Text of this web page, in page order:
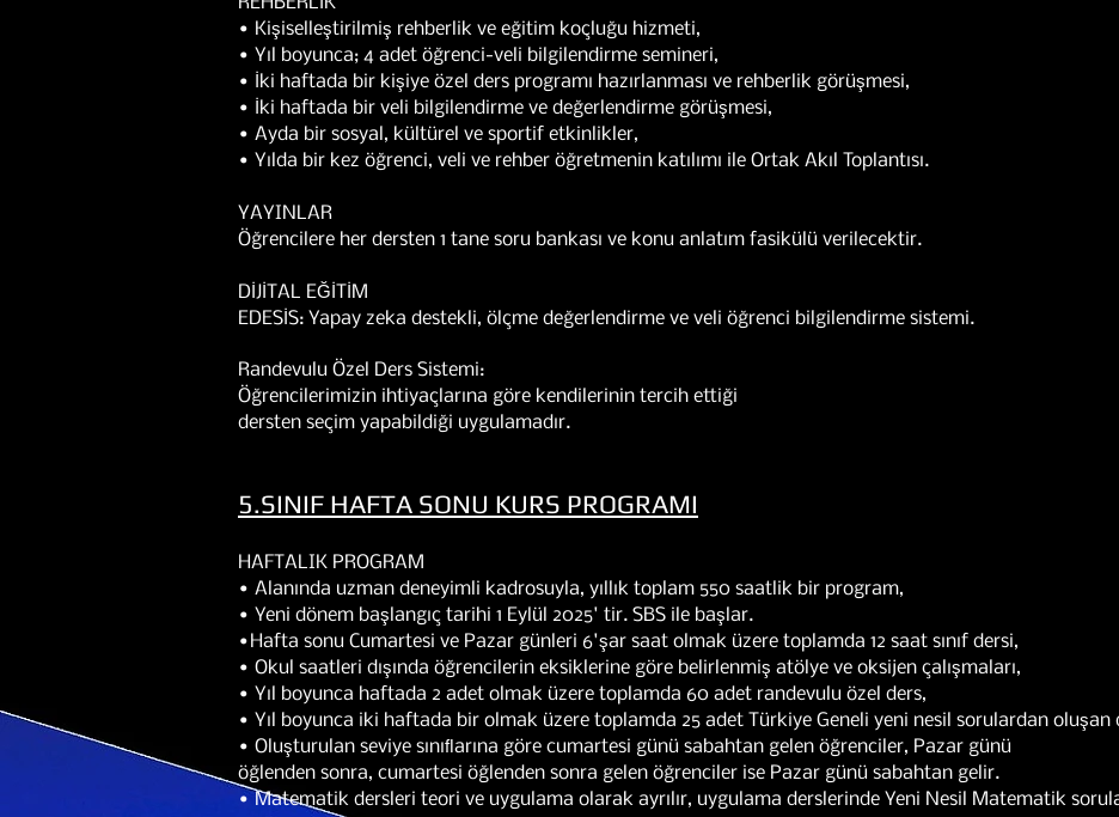
• Kişiselleştirilmiş rehberlik ve eğitim koçluğu hizmeti,
• Yıl boyunca; 4 adet öğrenci-veli bilgilendirme semineri,
• İki haftada bir kişiye özel ders programı hazırlanması ve rehberlik görüşmesi,
• İki haftada bir veli bilgilendirme ve değerlendirme görüşmesi,
• Ayda bir sosyal, kültürel ve sportif etkinlikler,
• Yılda bir kez öğrenci, veli ve rehber öğretmenin katılımı ile Ortak Akıl Toplantısı.
YAYINLAR
Öğrencilere her dersten 1 tane soru bankası ve konu anlatım fasikülü verilecektir.
DİJİTAL EĞİTİM
EDESİS: Yapay zeka destekli, ölçme değerlendirme ve veli öğrenci bilgilendirme sistemi.
Randevulu Özel Ders Sistemi:
Öğrencilerimizin ihtiyaçlarına göre kendilerinin tercih ettiği
dersten seçim yapabildiği uygulamadır.​​​​​​​​​​​​​​​​
5.SINIF HAFTA SONU KURS PROGRAMI
HAFTALIK PROGRAM
• Alanında uzman deneyimli kadrosuyla, yıllık toplam 550 saatlik bir program,
• Yeni dönem başlangıç tarihi 1 Eylül 2025' tir. SBS ile başlar.
•Hafta sonu Cumartesi ve Pazar günleri 6'şar saat olmak üzere toplamda 12 saat sınıf dersi,
• Okul saatleri dışında öğrencilerin eksiklerine göre belirlenmiş atölye ve oksijen çalışmaları,
• Yıl boyunca haftada 2 adet olmak üzere toplamda 60 adet randevulu özel ders,
• Yıl boyunca iki haftada bir olmak üzere toplamda 25 adet Türkiye Geneli yeni nesil sorulardan oluşan
• Oluşturulan seviye sınıﬂarına göre cumartesi günü sabahtan gelen öğrenciler, Pazar günü
öğlenden sonra, cumartesi öğlenden sonra gelen öğrenciler ise Pazar günü sabahtan gelir.
• Matematik dersleri teori ve uygulama olarak ayrılır, uygulama derslerinde Yeni Nesil Matematik